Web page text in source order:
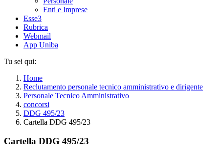
Enti e Imprese
Esse3
Rubrica
Webmail
App Uniba
Tu sei qui:
Home
Reclutamento personale tecnico amministrativo e dirigente
Personale Tecnico Amministrativo
concorsi
DDG 495/23
Cartella DDG 495/23
Cartella DDG 495/23